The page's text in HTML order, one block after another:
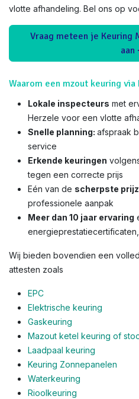
vlotte afhandeling. Bel ons op
Vraag meteen je Keuring
aan
Waarom een mzout keuring via
Lokale inspecteurs met
Herzele voor een vlotte
Snelle planning: afspraak
service
Erkende keuringen
tegen een correcte prijs
Eén van de scherpste
professionele aanpak
Meer dan 10 jaar ervaring
energieprestatiecertificaten,
Wij bieden bovendien een
attesten zoals
EPC
Elektrische keuring
Gaskeuring
Mazout ketel keuring of
Laadpaal keuring
Keuring Zonnepanelen
Waterkeuring
Rioolkeuring